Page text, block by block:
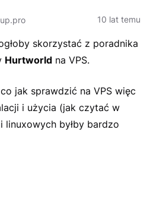
10 lat temu
skorzystać z poradnika
Hurtworld na VPS.
jak sprawdzić na VPS więc
i użycia (jak czytać w
linuxowych byłby bardzo